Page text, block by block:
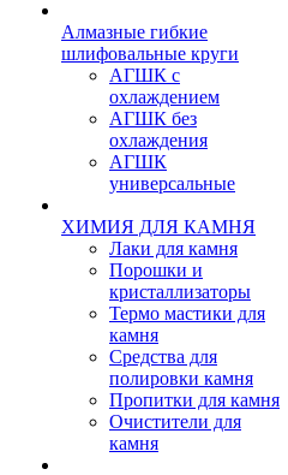
Алмазные гибкие
шлифовальные круги
АГШК с
охлаждением
АГШК без
охлаждения
АГШК
универсальные
ХИМИЯ ДЛЯ КАМНЯ
Лаки для камня
Порошки и
кристаллизаторы
Термо мастики для
камня
Средства для
полировки камня
Пропитки для камня
Очистители для
камня